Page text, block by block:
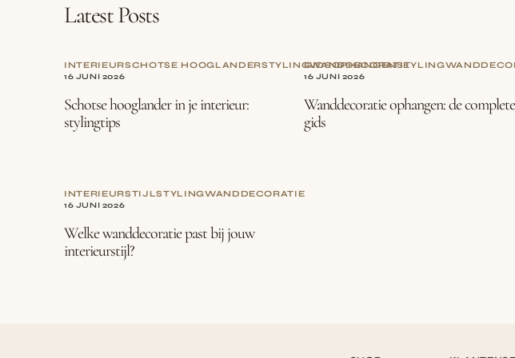
Latest Posts
INTERIEURSCHOTSE HOOGLANDERSTYLINGWANDDECORATIE
16 JUNI 2026
Schotse hooglander in je interieur:
stylingtips
GIDSOPHANGENSTYLING
16 JUNI 2026
Wanddecoratie ophangen: de complete
gids
INTERIEURSTIJLSTYLINGWANDDECORATIE
16 JUNI 2026
Welke wanddecoratie past bij jouw
interieurstijl?